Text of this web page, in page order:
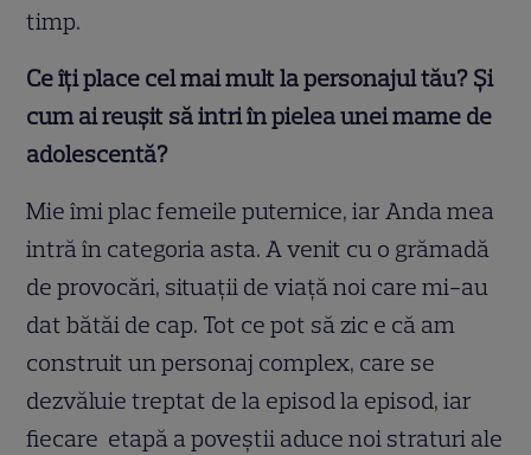
timp.
Ce îți place cel mai mult la personajul tău? Și
cum ai reușit să intri în pielea unei mame de
adolescentă?
Mie îmi plac femeile puternice, iar Anda mea
intră în categoria asta. A venit cu o grămadă
de provocări, situaţii de viaţă noi care mi-au
dat bătăi de cap. Tot ce pot să zic e că am
construit un personaj complex, care se
dezvăluie treptat de la episod la episod, iar
fiecare etapă a poveştii aduce noi straturi ale